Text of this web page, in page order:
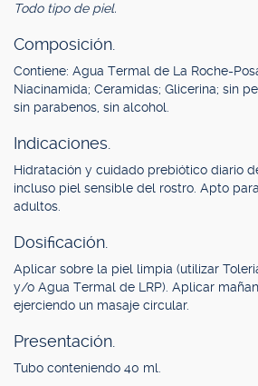
Todo tipo de piel.
Composición.
Contiene: Agua Termal de La Roche-
Niacinamida; Ceramidas; Glicerina; sin
sin parabenos, sin alcohol.
Indicaciones.
Hidratación y cuidado prebiótico diario
incluso piel sensible del rostro. Apto
adultos.
Dosificación.
Aplicar sobre la piel limpia (utilizar
y/o Agua Termal de LRP). Aplicar
ejerciendo un masaje circular.
Presentación.
Tubo conteniendo 40 ml.